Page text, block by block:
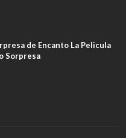
de Encanto La Pelicula
Sorpresa